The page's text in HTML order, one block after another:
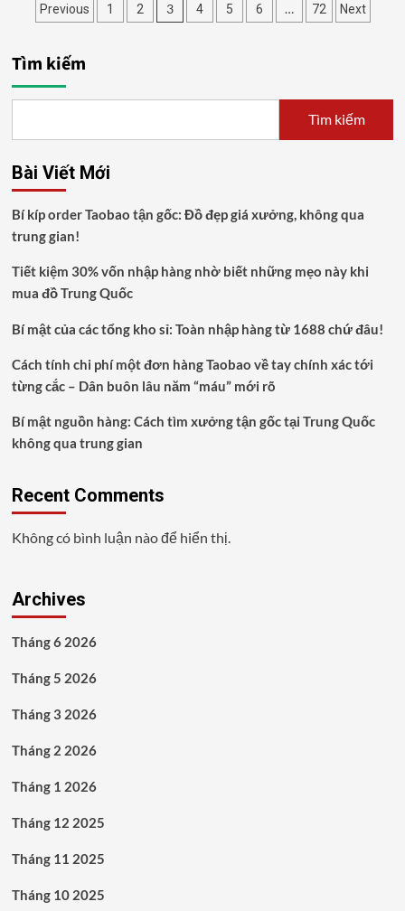
Về
Trần
Lú
Liên
Quân
Từ
Game
Đam
Đến
Nhân
Nghệ
Trẻ
Phân
bài
viết
Previous 1 2 3 4 5 6 … 72 Next
Tìm kiếm
Tìm kiếm
Bài Viết Mới
Bí kíp order Taobao tận gốc: Đồ đẹp giá xưởng, không qua
trung gian!
Tiết kiệm 30% vốn nhập hàng nhờ biết những mẹo này khi
mua đồ Trung Quốc
Bí mật của các tổng kho sỉ: Toàn nhập hàng từ 1688 chứ đâu!
Cách tính chi phí một đơn hàng Taobao về tay chính xác tới
từng cắc – Dân buôn lâu năm “máu” mới rõ
Bí mật nguồn hàng: Cách tìm xưởng tận gốc tại Trung Quốc
không qua trung gian
Recent Comments
Không có bình luận nào để hiển thị.
Archives
Tháng 6 2026
Tháng 5 2026
Tháng 3 2026
Tháng 2 2026
Tháng 1 2026
Tháng 12 2025
Tháng 11 2025
Tháng 10 2025